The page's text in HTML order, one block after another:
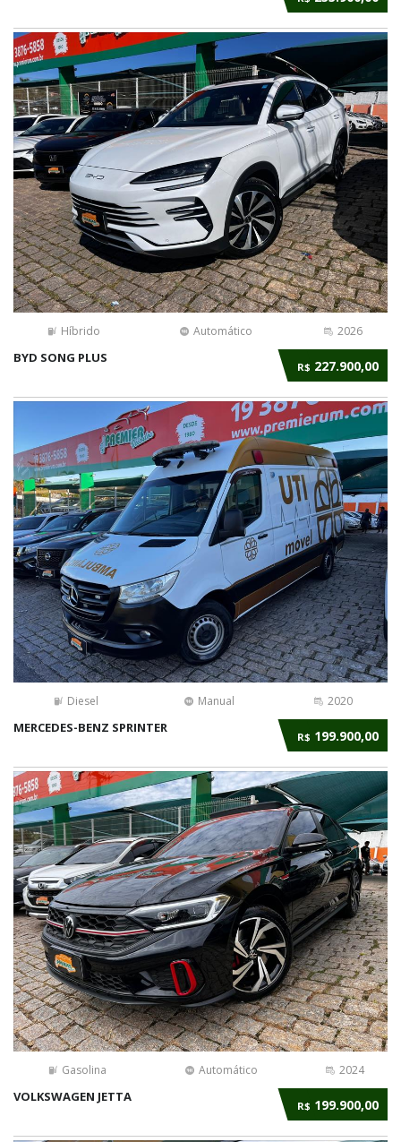
Híbrido Automático 2026
R$ 227.900,00
BYD SONG PLUS
Diesel Manual 2020
R$ 199.900,00
MERCEDES-BENZ SPRINTER
Gasolina Automático 2024
R$ 199.900,00
VOLKSWAGEN JETTA